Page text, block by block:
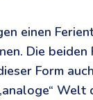
einen
Die
Form